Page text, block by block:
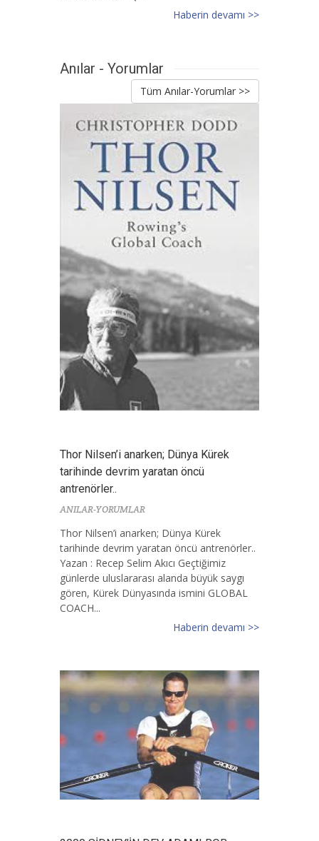
Haberin devamı >>
Anılar - Yorumlar
Tüm Anılar-Yorumlar >>
Thor Nilsen’i anarken; Dünya Kürek
tarihinde devrim yaratan öncü
antrenörler..
ANILAR-YORUMLAR
Thor Nilsen’i anarken; Dünya Kürek
tarihinde devrim yaratan öncü antrenörler..
Yazan : Recep Selim Akıcı Geçtiğimiz
günlerde uluslararası alanda büyük saygı
gören, Kürek Dünyasında ismini GLOBAL
COACH...
Haberin devamı >>